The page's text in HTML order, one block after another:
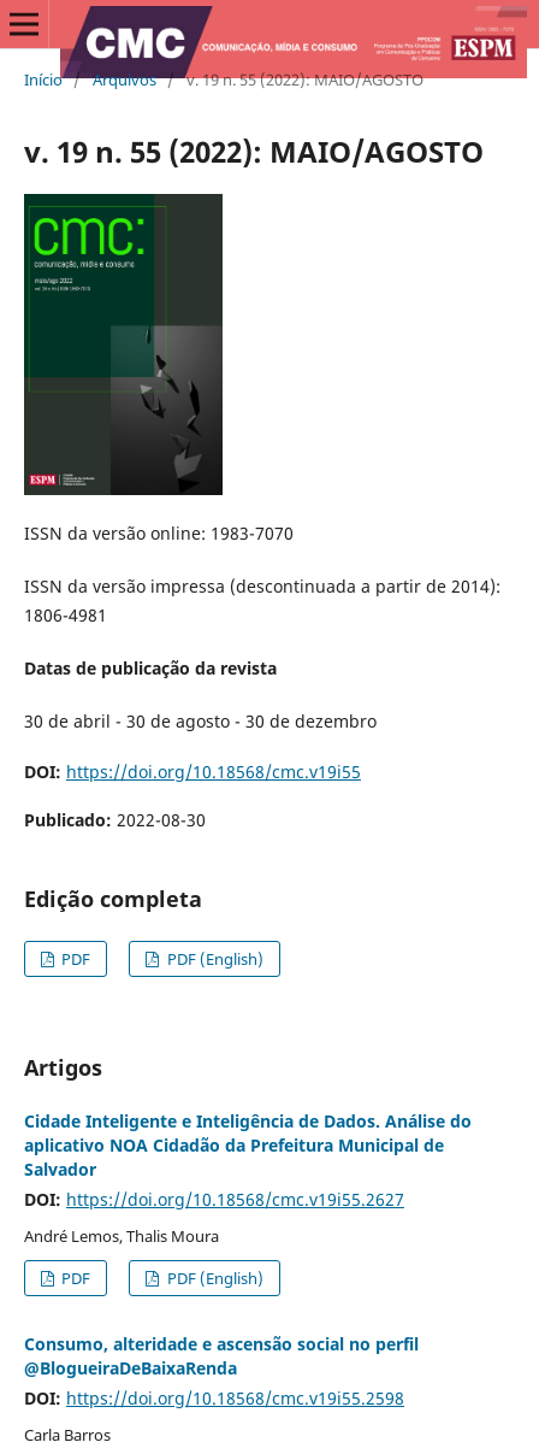
Início / Arquivos / v. 19 n. 55 (2022): MAIO/AGOSTO
v. 19 n. 55 (2022): MAIO/AGOSTO
ISSN da versão online: 1983-7070
ISSN da versão impressa (descontinuada a partir de 2014):
1806-4981
Datas de publicação da revista
30 de abril - 30 de agosto - 30 de dezembro
DOI: https://doi.org/10.18568/cmc.v19i55
Publicado: 2022-08-30
Edição completa
PDF PDF (English)
Artigos
Cidade Inteligente e Inteligência de Dados. Análise do
aplicativo NOA Cidadão da Prefeitura Municipal de
Salvador
DOI: https://doi.org/10.18568/cmc.v19i55.2627
André Lemos, Thalis Moura
PDF
PDF (English)
Consumo, alteridade e ascensão social no perfil
@BlogueiraDeBaixaRenda
DOI: https://doi.org/10.18568/cmc.v19i55.2598
Carla Barros